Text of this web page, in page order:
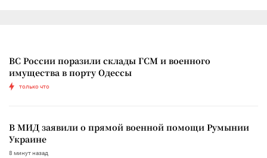
ВС России поразили склады ГСМ и военного
имущества в порту Одессы
только что
В МИД заявили о прямой военной помощи Румынии
Украине
8 минут назад